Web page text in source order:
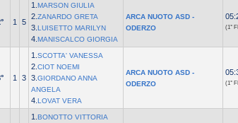
1 5
1. MARSON GIULIA
2. ZANARDO GRETA
3. LUISETTO MARILYN
4. MANISCALCO GIORGIA
ARCA NUOTO ASD -
ODERZO
(1°
1 3
1. SCOTTA' VANESSA
2. CIOT NOEMI
3. GIORDANO ANNA
ANGELA
4. LOVAT VERA
ARCA NUOTO ASD -
ODERZO
(1°
1. BONOTTO VITTORIA